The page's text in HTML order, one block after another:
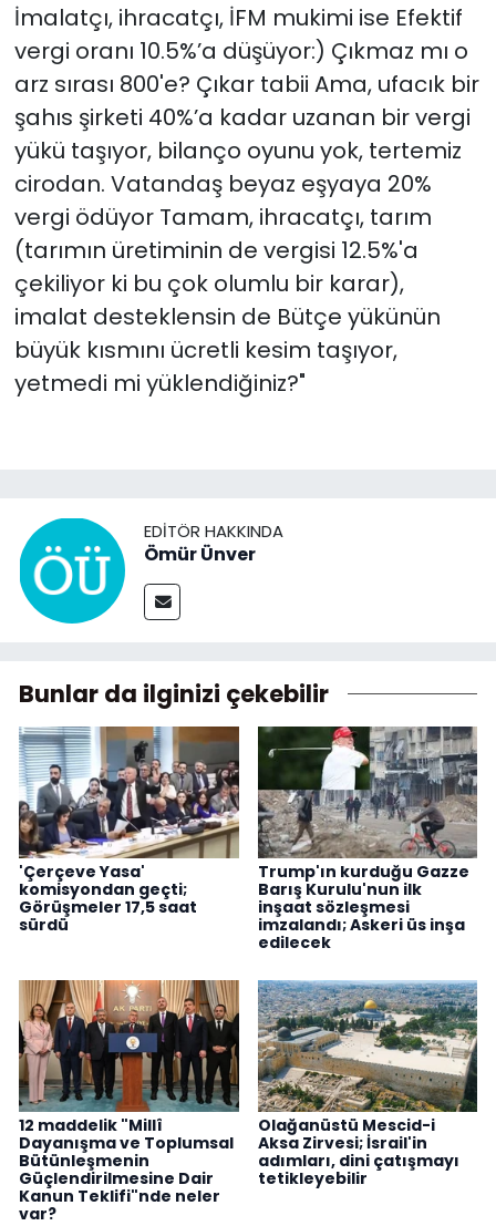
İmalatçı, ihracatçı, İFM mukimi ise Efektif
vergi oranı 10.5%’a düşüyor:) Çıkmaz mı o
arz sırası 800'e? Çıkar tabii Ama, ufacık bir
şahıs şirketi 40%’a kadar uzanan bir vergi
yükü taşıyor, bilanço oyunu yok, tertemiz
cirodan. Vatandaş beyaz eşyaya 20%
vergi ödüyor Tamam, ihracatçı, tarım
(tarımın üretiminin de vergisi 12.5%'a
çekiliyor ki bu çok olumlu bir karar),
imalat desteklensin de Bütçe yükünün
büyük kısmını ücretli kesim taşıyor,
yetmedi mi yüklendiğiniz?"
EDITÖR HAKKINDA
Ömür Ünver
Bunlar da ilginizi çekebilir
'Çerçeve Yasa'
komisyondan geçti;
Görüşmeler 17,5 saat
sürdü
Trump'ın kurduğu Gazze
Barış Kurulu'nun ilk
inşaat sözleşmesi
imzalandı; Askeri üs inşa
edilecek
12 maddelik "Millî
Dayanışma ve Toplumsal
Bütünleşmenin
Güçlendirilmesine Dair
Kanun Teklifi"nde neler
var?
Olağanüstü Mescid-i
Aksa Zirvesi; İsrail'in
adımları, dini çatışmayı
tetikleyebilir